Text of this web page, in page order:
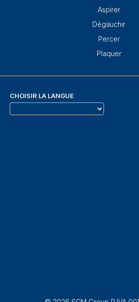
Aspirer
Dégauchir
Percer
Plaquer
CHOISIR LA LANGUE